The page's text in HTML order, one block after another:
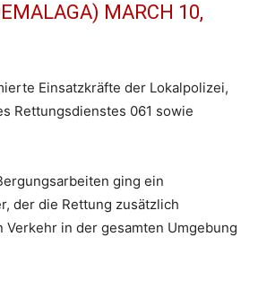
MARCH 10,
Einsatzkräfte der Lokalpolizei,
Rettungsdienstes 061 sowie
ging ein
der die Rettung zusätzlich
in der gesamten Umgebung